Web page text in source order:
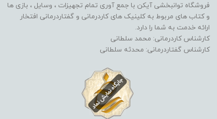
فروشگاه توانبخشی آیکن با جمع آوری تمام تجهیزات ، وسایل ، بازی ها
و کتاب های مربوط به کلینیک های کاردرمانی و گفتاردرمانی افتخار
ارائه خدمت به شما را دارد.
کارشناس کاردرمانی: محمد سلطانی
کارشناس گفتاردرمانی: محدثه سلطانی